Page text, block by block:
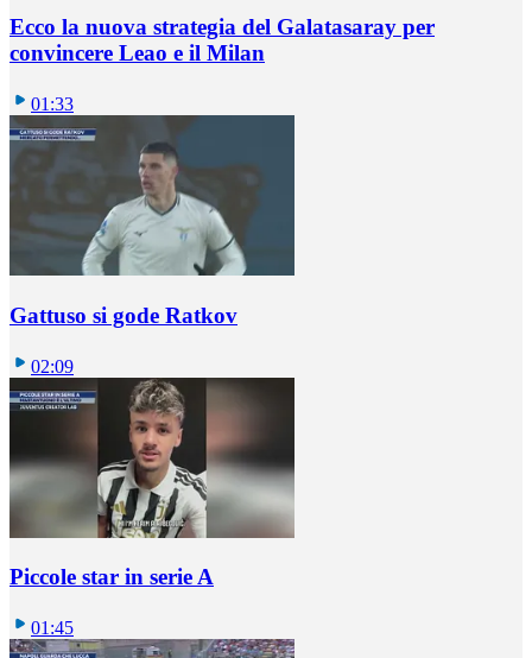
Ecco la nuova strategia del Galatasaray per
convincere Leao e il Milan
01:33
Gattuso si gode Ratkov
02:09
Piccole star in serie A
01:45